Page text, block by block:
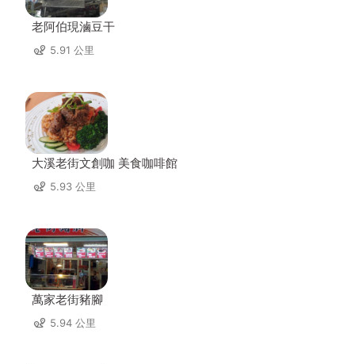
老阿伯現滷豆干
5.91 公里
大溪老街文創咖 美食咖啡館
5.93 公里
萬家老街豬腳
5.94 公里